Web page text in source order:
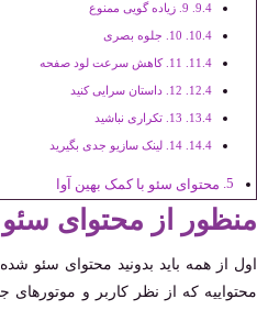
9. زیاده گویی ممنوع
10. جلوه بصری
11. کاهش سرعت لود صفحه
12. داستان سرایی کنید
13. تکراری نباشید
14. لینک سازیو جدی بگیرید
محتوای سئو با کمک بهین آوا
منظور از محتوای
اول از همه باید بدونید محتوای سئو
محتواییه که از نظر کاربر و